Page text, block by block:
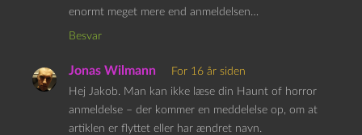
enormt meget mere end anmeldelsen…
Besvar
Jonas Wilmann
For 16 år siden
Hej Jakob. Man kan ikke læse din Haunt of horror
anmeldelse – der kommer en meddelelse op, om at
artiklen er flyttet eller har ændret navn.